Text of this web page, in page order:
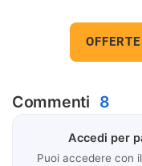
Commenti 8
Accedi per
Puoi accedere con